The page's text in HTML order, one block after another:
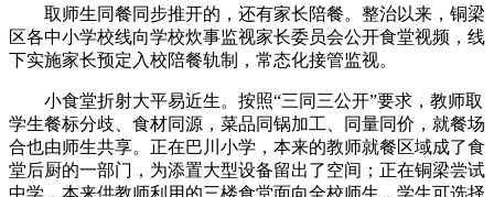
取师生同餐同步推开的，还有家长陪餐。整治以来，铜梁
区各中小学校线向学校炊事监视家长委员会公开食堂视频，线
下实施家长预定入校陪餐轨制，常态化接管监视。
小食堂折射大平易近生。按照“三同三公开”要求，教师取
学生餐标分歧、食材同源，菜品同锅加工、同量同价，就餐场
合也由师生共享。正在巴川小学，本来的教师就餐区域成了食
堂后厨的一部门，为添置大型设备留出了空间；正在铜梁尝试
中学，本来供教师利用的三楼食堂面向全校师生，学生可选择